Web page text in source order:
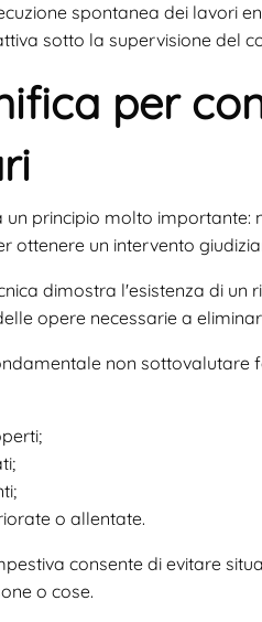
spontanea dei lavori
sotto la supervisione del
per
principio molto importante:
ottenere un intervento
dimostra l'esistenza di un
opere necessarie a
non sottovalutare
o allentate.
consente di evitare
o cose.